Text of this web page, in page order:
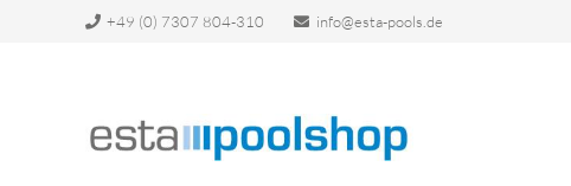
+49 (0) 7307 804-310 info@esta-pools.de